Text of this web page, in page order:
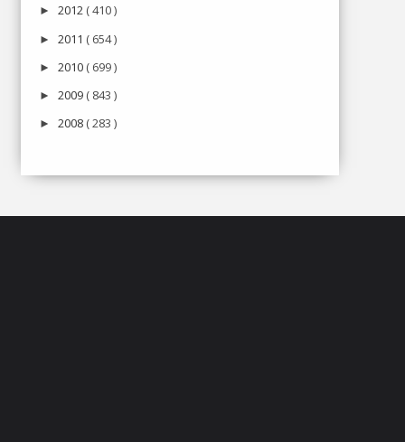
► 2012 ( 410 )
► 2011 ( 654 )
► 2010 ( 699 )
► 2009 ( 843 )
► 2008 ( 283 )